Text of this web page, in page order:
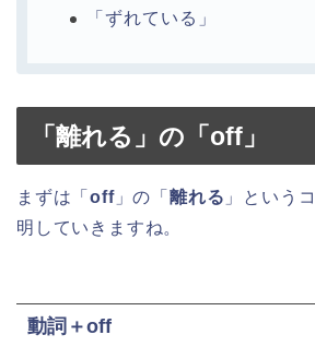
「ずれている」
「離れる」の「 off 」
まずは「off」の「離れる 」という
明していきますね。
動詞＋off